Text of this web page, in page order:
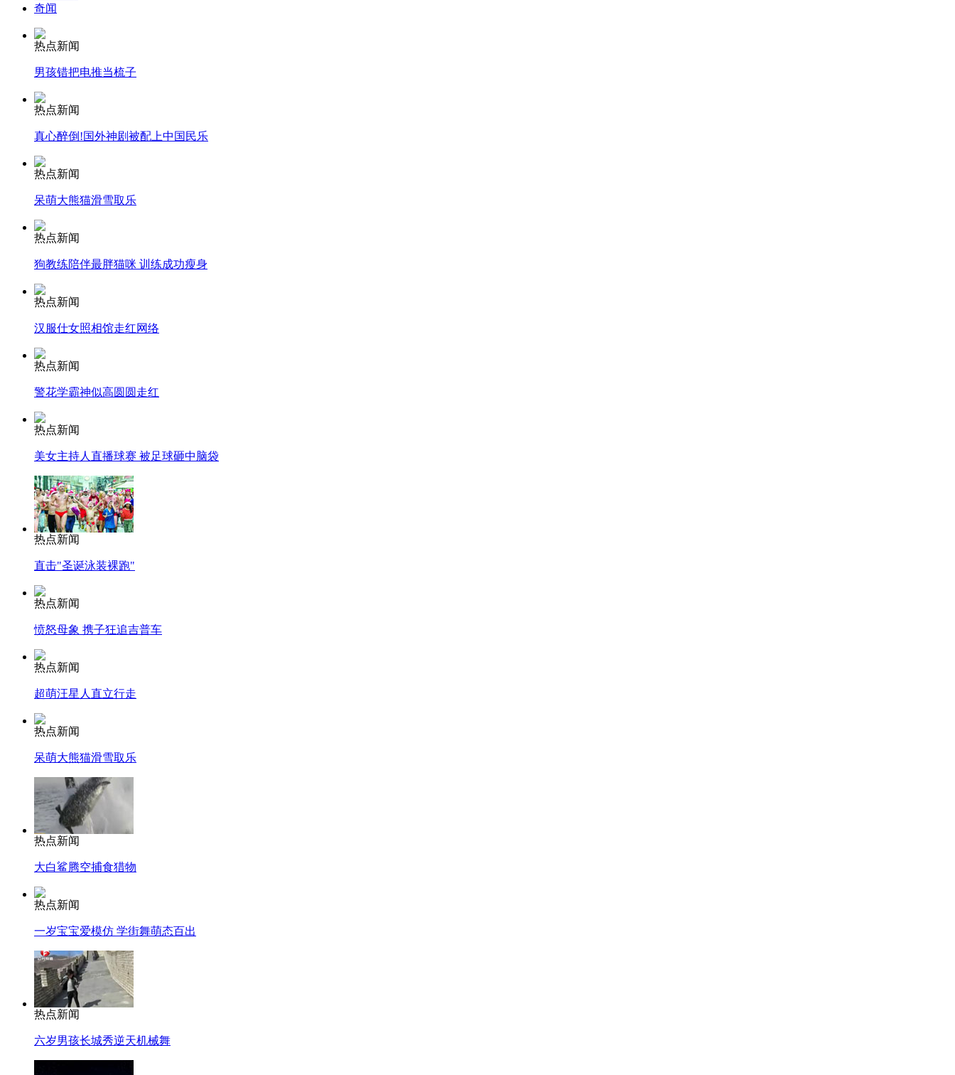
外交部：反对强权政治霸凌主义
外交部：有关国家言论片面不公正
安徽一实载49人客车翻车
走！跟着总书记去植树
消防员救轻生者
纽约上演“枕头大战”
司机酒驾遇交警 急速倒车逃窜
奇闻
热点新闻
男孩错把电推当梳子
热点新闻
真心醉倒!国外神剧被配上中国民乐
热点新闻
呆萌大熊猫滑雪取乐
热点新闻
狗教练陪伴最胖猫咪 训练成功瘦身
热点新闻
汉服仕女照相馆走红网络
热点新闻
警花学霸神似高圆圆走红
热点新闻
美女主持人直播球赛 被足球砸中脑袋
热点新闻
直击"圣诞泳装裸跑"
热点新闻
愤怒母象 携子狂追吉普车
热点新闻
超萌汪星人直立行走
热点新闻
呆萌大熊猫滑雪取乐
热点新闻
大白鲨腾空捕食猎物
热点新闻
一岁宝宝爱模仿 学街舞萌态百出
热点新闻
六岁男孩长城秀逆天机械舞